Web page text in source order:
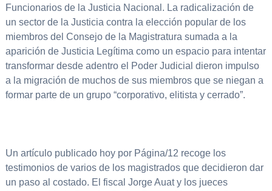
Funcionarios de la Justicia Nacional. La radicalización de
un sector de la Justicia contra la elección popular de los
miembros del Consejo de la Magistratura sumada a la
aparición de Justicia Legítima como un espacio para intentar
transformar desde adentro el Poder Judicial dieron impulso
a la migración de muchos de sus miembros que se niegan a
formar parte de un grupo “corporativo, elitista y cerrado”.
Un artículo publicado hoy por Página/12 recoge los
testimonios de varios de los magistrados que decidieron dar
un paso al costado. El fiscal Jorge Auat y los jueces